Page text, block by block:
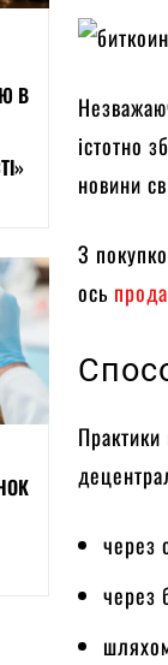
В
істотно
новини
З
ось
через
через